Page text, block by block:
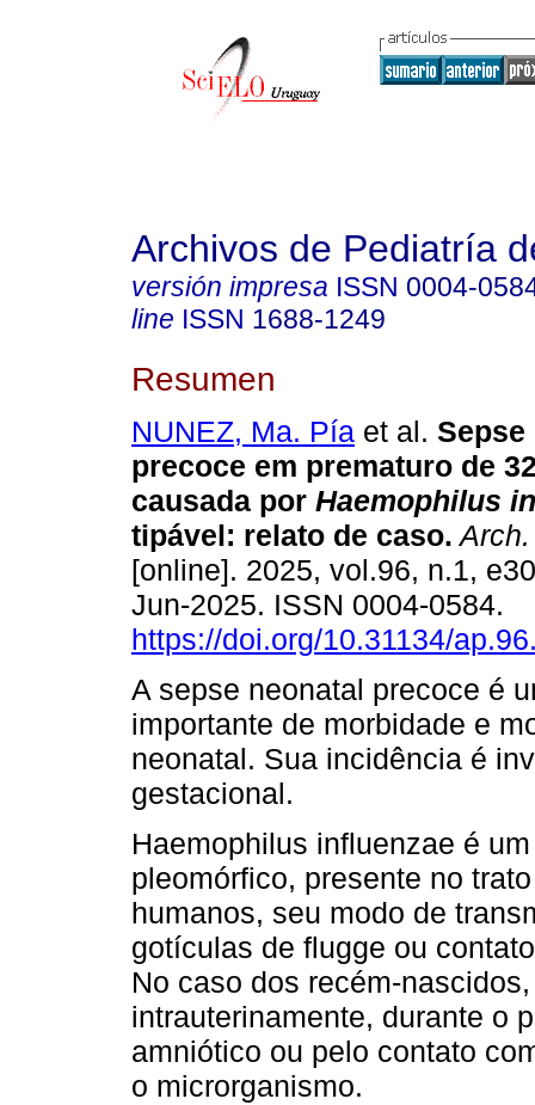
Archivos de Pediatría
versión impresa ISSN 0004-
line ISSN 1688-1249
Resumen
NUNEZ, Ma. Pía et al. Sepse
precoce em prematuro de
causada por Haemophilus
tipável: relato de caso.
[online]. 2025, vol.96, n.1,
Jun-2025. ISSN 0004-0584.
https://doi.org/10.31134/
A sepse neonatal precoce é
importante de morbidade e
neonatal. Sua incidência é
gestacional.
Haemophilus influenzae é
pleomórfico, presente no
humanos, seu modo de
gotículas de flugge ou
No caso dos recém-
intrauterinamente, durante o
amniótico ou pelo contato
o microrganismo.